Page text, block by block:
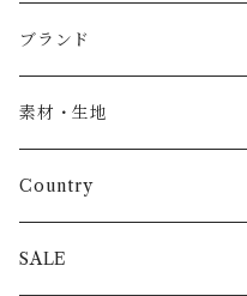
Baby
トップス
長袖
半袖
パンツ
長ズボン
スカート
ブランド
AS WE GROW
ARCH&LINE
BABE & TESS
素材・生地
コットン 100%
リネン( 麻 )
Country
France / フランス
SALE